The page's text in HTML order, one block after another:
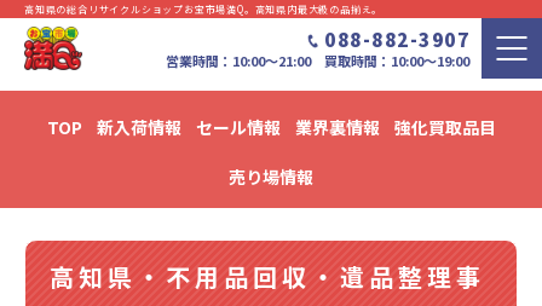
高知県の総合リサイクルショップお宝市場満Q。⾼知県内最⼤級の品揃え。
088-882-3907
営業時間：10:00〜21:00 買取時間：10:00～19:00
TOP 新入荷情報 セール情報 業界裏情報 強化買取品目
売り場情報
新入荷・セール情報・リユース情報 ブログ
高知県・不用品回収・遺品整理事